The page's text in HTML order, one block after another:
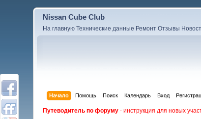
Nissan Cube Club
На главную Технические данные Ремонт Отзывы
Начало Помощь Поиск Календарь Вход
Путеводитель по форуму - инструкция для новых